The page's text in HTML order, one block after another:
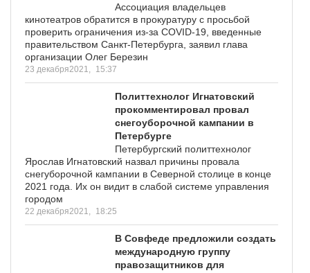
Ассоциация владельцев
кинотеатров обратится в прокуратуру с просьбой
проверить ограничения из-за COVID-19, введенные
правительством Санкт-Петербурга, заявил глава
организации Олег Березин
23 декабря2021, 15:37
Политтехнолог Игнатовский
прокомментировал провал
снегоуборочной кампании в
Петербурге
Петербургский политтехнолог
Ярослав Игнатовский назвал причины провала
снегуборочной кампании в Северной столице в конце
2021 года. Их он видит в слабой системе управления
городом
22 декабря2021, 18:25
В Совфеде предложили создать
международную группу
правозащитников для